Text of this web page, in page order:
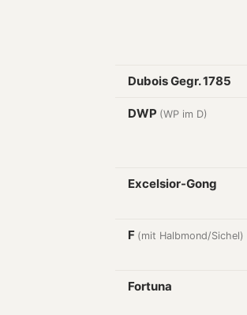
Dubois Gegr. 1785
DWP (WP im D)
Excelsior-Gong
F (mit Halbmond/Sichel)
Fortuna